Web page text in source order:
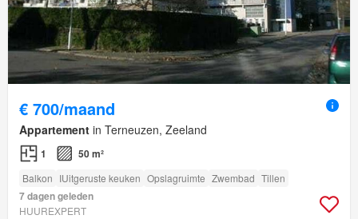
€ 700/maand
Appartement in Terneuzen, Zeeland
1 50 m²
Balkon IUitgeruste keuken Opslagruimte Zwembad Tillen
7 dagen geleden
HUUREXPERT